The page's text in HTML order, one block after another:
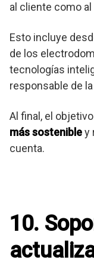
al cliente como
Esto incluye
de los
tecnologías
responsable de
Al final, el
más sostenibley
cuenta.
10.